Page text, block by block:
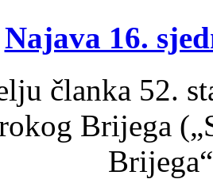
Najava 16.
članka 52.
Brijega